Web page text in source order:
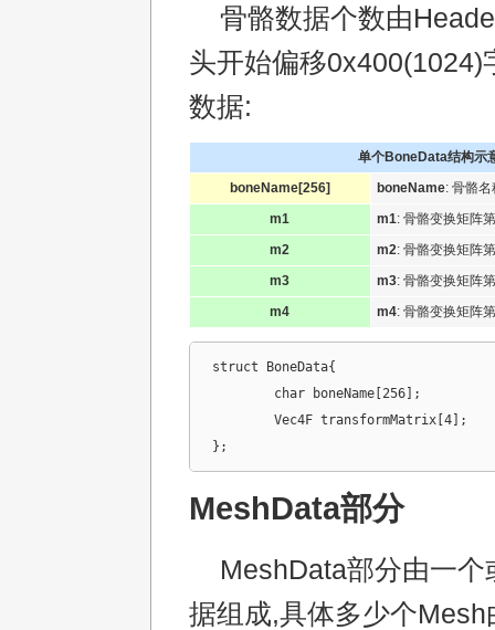
骨骼数据个数由
头开始偏移0x400(1024)
数据:
单个BoneData结构示
boneName[256]
boneName: 骨骼名
m1
m1: 骨骼变换矩阵
m2
m2: 骨骼变换矩阵
m3
m3: 骨骼变换矩阵
m4
m4: 骨骼变换矩阵
struct BoneData{
};
MeshData部分
MeshData部分由一个
据组成,具体多少个Mesh